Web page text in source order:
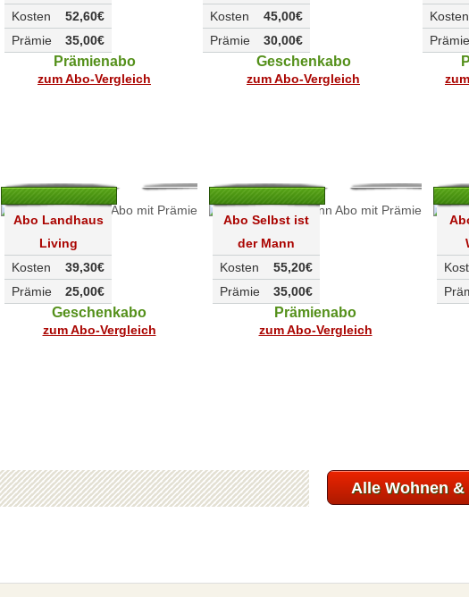
52,60€
Kosten
35,00€
Prämie
Prämienabo
zum Abo-Vergleich
45,00€
Kosten
30,00€
Prämie
Geschenkabo
zum Abo-Vergleich
Kosten
Prämie
Abo Landhaus
Living
39,30€
Kosten
25,00€
Prämie
Geschenkabo
zum Abo-Vergleich
Abo Selbst ist
der Mann
55,20€
Kosten
35,00€
Prämie
Prämienabo
zum Abo-Vergleich
Alle Wohnen